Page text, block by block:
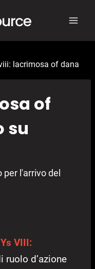
lacrimosa of dana
of
su
l'arrivo del
Ys VIII:
ruolo d’azione